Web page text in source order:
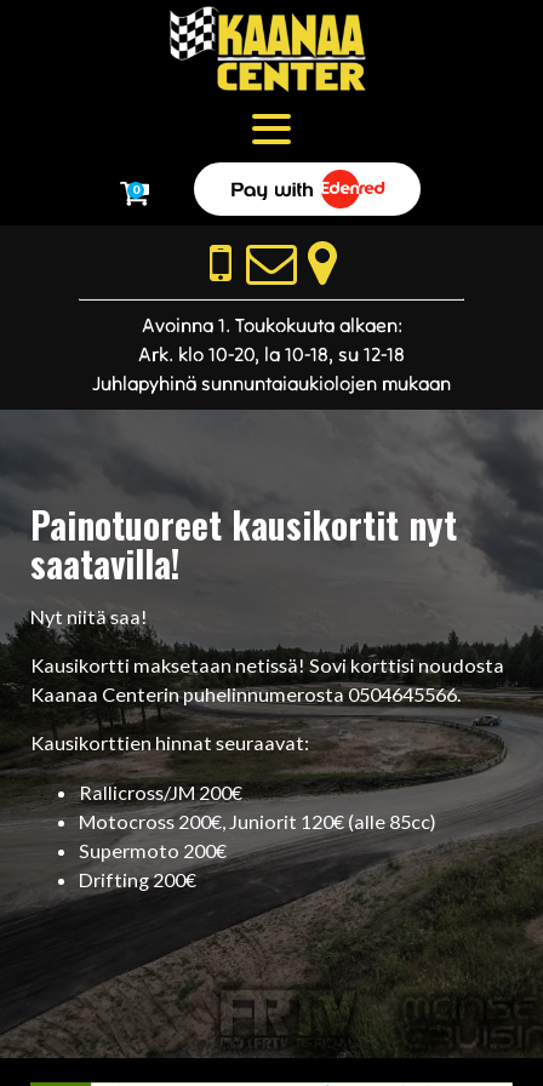
0
Avoinna 1. Toukokuuta alkaen:
Ark. klo 10-20, la 10-18, su 12-18
Juhlapyhinä sunnuntaiaukiolojen mukaan
Painotuoreet kausikortit nyt
saatavilla!
Nyt niitä saa!
Kausikortti maksetaan netissä! Sovi korttisi noudosta
Kaanaa Centerin puhelinnumerosta 0504645566.
Kausikorttien hinnat seuraavat:
Rallicross/JM 200€
Motocross 200€, Juniorit 120€ (alle 85cc)
Supermoto 200€
Drifting 200€